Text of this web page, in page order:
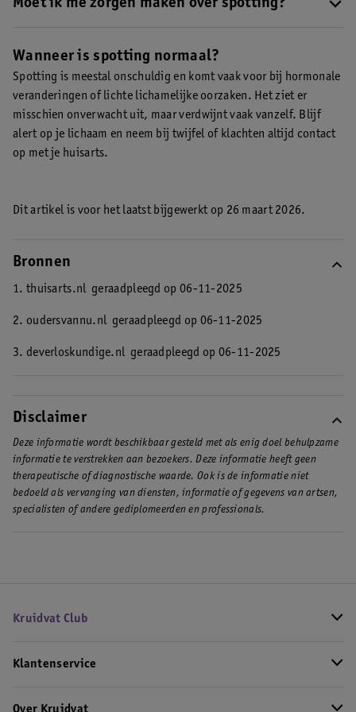
Moet ik me zorgen maken over spotting?
geeft.
Bij aanhoudend bloedverlies of klachten zoals pijn of geur
is het goed om een arts te raadplegen
Wanneer is spotting normaal?
Spotting is meestal onschuldig en komt vaak voor bij hormonale
veranderingen of lichte lichamelijke oorzaken. Het ziet er
misschien onverwacht uit, maar verdwijnt vaak vanzelf. Blijf
alert op je lichaam en neem bij twijfel of klachten altijd contact
op met je huisarts.
Dit artikel is voor het laatst bijgewerkt op 26 maart 2026.
Bronnen
1. thuisarts.nl geraadpleegd op 06-11-2025
2. oudersvannu.nl geraadpleegd op 06-11-2025
3. deverloskundige.nl geraadpleegd op 06-11-2025
Disclaimer
Deze informatie wordt beschikbaar gesteld met als enig doel behulpzame
informatie te verstrekken aan bezoekers. Deze informatie heeft geen
therapeutische of diagnostische waarde. Ook is de informatie niet
bedoeld als vervanging van diensten, informatie of gegevens van artsen,
specialisten of andere gediplomeerden en professionals.
Kruidvat Club
Klantenservice